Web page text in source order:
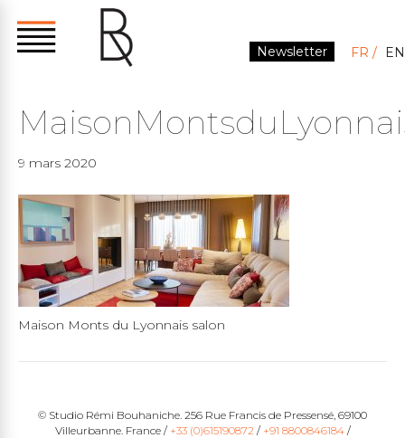
Newsletter FR EN
9 mars 2020
Maison Monts du Lyonnais salon
© Studio Rémi Bouhaniche. 256 Rue Francis de Pressensé, 69100
Villeurbanne. France / +33 (0)615190872/ +91 8800846184/